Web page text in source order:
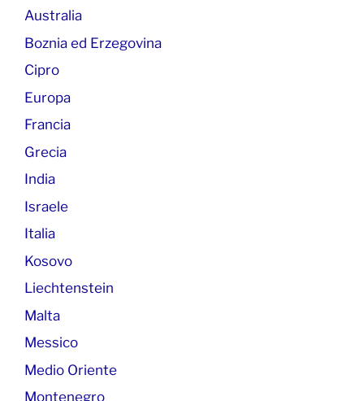
Australia
Boznia ed Erzegovina
Cipro
Europa
Francia
Grecia
India
Israele
Italia
Kosovo
Liechtenstein
Malta
Messico
Medio Oriente
Montenegro